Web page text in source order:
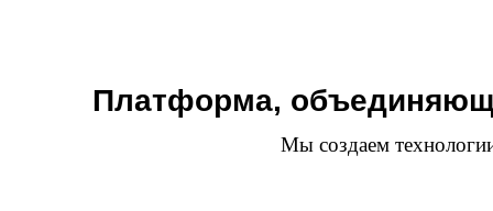
Платформа,
Мы создаем